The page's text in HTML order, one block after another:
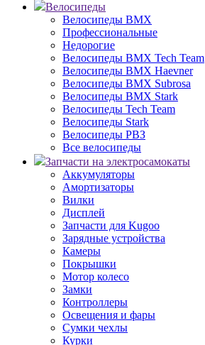
Велосипеды
Велосипеды BMX
Профессиональные
Недорогие
Велосипеды BMX Tech Team
Велосипеды BMX Haevner
Велосипеды BMX Subrosa
Велосипеды BMX Stark
Велосипеды Tech Team
Велосипеды Stark
Велосипеды РВЗ
Все велосипеды
Запчасти на электросамокаты
Аккумуляторы
Амортизаторы
Вилки
Дисплей
Запчасти для Kugoo
Зарядные устройства
Камеры
Покрышки
Мотор колесо
Замки
Контроллеры
Освещения и фары
Сумки чехлы
Курки